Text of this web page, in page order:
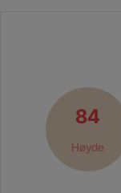
84
Høyde